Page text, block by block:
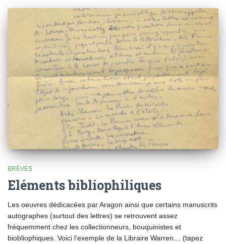
BRÈVES
Eléments bibliophiliques
Les oeuvres dédicacées par Aragon ainsi que certains manuscrits
autographes (surtout des lettres) se retrouvent assez
fréquemment chez les collectionneurs, bouquinistes et
biobliophiques. Voici l’exemple de la Libraire Warren… (tapez